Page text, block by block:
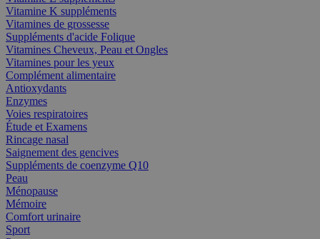
Vitamine K suppléments
Vitamines de grossesse
Suppléments d'acide Folique
Vitamines Cheveux, Peau et Ongles
Vitamines pour les yeux
Complément alimentaire
Antioxydants
Enzymes
Voies respiratoires
Étude et Examens
Rincage nasal
Saignement des gencives
Suppléments de coenzyme Q10
Peau
Ménopause
Mémoire
Comfort urinaire
Sport